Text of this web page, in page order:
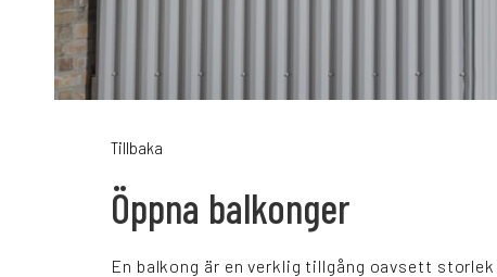
Tillbaka
Öppna balkonger
En balkong är en verklig tillgång oavsett